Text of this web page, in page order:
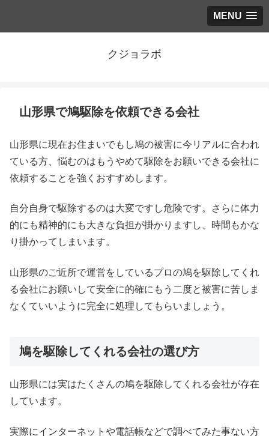
MENU
クジョラボ
山形県で鳩駆除を依頼できる会社
山形県に現在お住まいでもし鳩の被害に今リアルに合われ
ている方、悩むのはもうやめて駆除をお願いできる会社に
依頼することを強くおすすめします。
自分自身で駆除するのは大変ですし危険です。さらに体力
的にも精神的にも大きな負担が掛かりますし、時間もかな
り掛かってしまいます。
山形県のご近所で運営をしているプロの鳩を駆除してくれ
る会社にお願いして安全に的確にもう二度と被害に苦しま
なくていいように完全に処理してもらいましょう。
鳩を駆除してくれる会社の選び方
山形県には実はたくさんの鳩を駆除してくれる会社が存在
しています。
実際にインターネットや電話帳などで調べてみた事ない方